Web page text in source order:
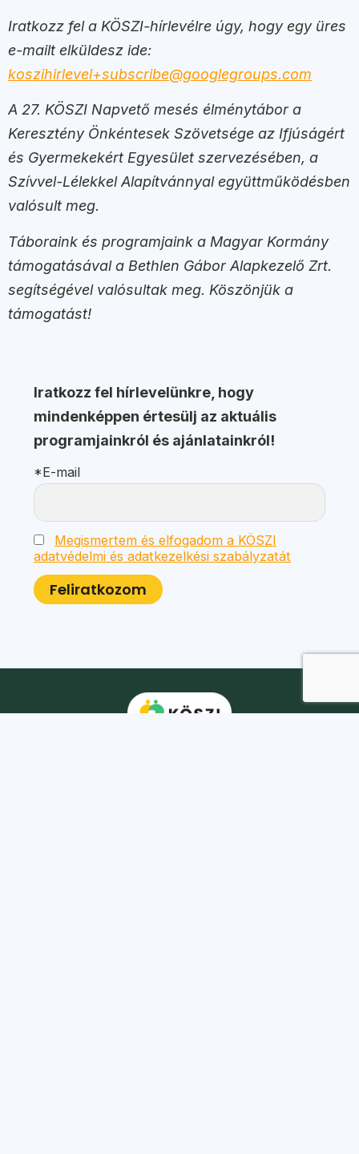
Iratkozz fel a KÖSZI-hírlevélre úgy, hogy egy üres
e-mailt elküldesz ide:
koszihirlevel+subscribe@googlegroups.com
A 27. KÖSZI Napvető mesés élménytábor a
Keresztény Önkéntesek Szövetsége az Ifjúságért
és Gyermekekért Egyesület szervezésében, a
Szívvel-Lélekkel Alapítvánnyal együttműködésben
valósult meg.
Táboraink és programjaink a Magyar Kormány
támogatásával a Bethlen Gábor Alapkezelő Zrt.
segítségével valósultak meg. Köszönjük a
támogatást!
Iratkozz fel hírlevelünkre, hogy
mindenképpen értesülj az aktuális
programjainkról és ajánlatainkról!
*E-mail
Megismertem és elfogadom a KÖSZI
adatvédelmi és adatkezelkési szabályzatát